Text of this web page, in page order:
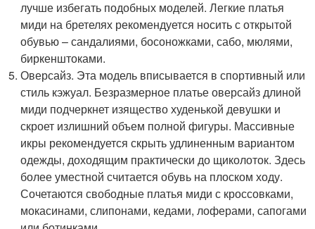
лучше избегать подобных моделей. Легкие платья
миди на бретелях рекомендуется носить с открытой
обувью – сандалиями, босоножками, сабо, мюлями,
биркенштоками.
Оверсайз. Эта модель вписывается в спортивный или
стиль кэжуал. Безразмерное платье оверсайз длиной
миди подчеркнет изящество худенькой девушки и
скроет излишний объем полной фигуры. Массивные
икры рекомендуется скрыть удлиненным вариантом
одежды, доходящим практически до щиколоток. Здесь
более уместной считается обувь на плоском ходу.
Сочетаются свободные платья миди с кроссовками,
мокасинами, слипонами, кедами, лоферами, сапогами